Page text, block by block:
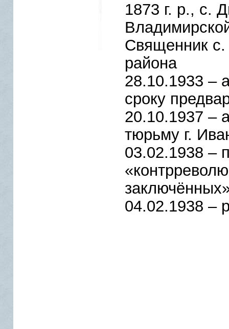
1873 г. р., с.
Священник с.
района
28.10.1933 –
сроку
20.10.1937 –
тюрьму г.
03.02.1938 –
04.02.1938 –